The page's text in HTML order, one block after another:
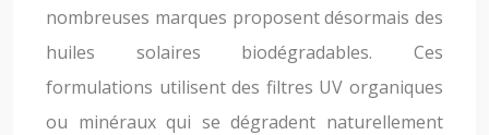
nombreuses marques proposent désormais des
huiles solaires biodégradables. Ces
formulations utilisent des filtres UV organiques
ou minéraux qui se dégradent naturellement